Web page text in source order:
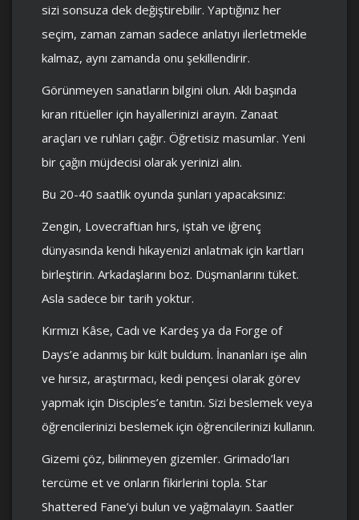
sizi sonsuza dek değiştirebilir. Yaptığınız her
seçim, zaman zaman sadece anlatıyı ilerletmekle
kalmaz, aynı zamanda onu şekillendirir.
Görünmeyen sanatların bilgini olun. Aklı başında
kıran ritüeller için hayallerinizi arayın. Zanaat
araçları ve ruhları çağır. Öğretisiz masumlar. Yeni
bir çağın müjdecisi olarak yerinizi alın.
Bu 20-40 saatlik oyunda şunları yapacaksınız:
Zengin, Lovecraftian hırs, iştah ve iğrenç
dünyasında kendi hikayenizi anlatmak için kartları
birleştirin. Arkadaşlarını boz. Düşmanlarını tüket.
Asla sadece bir tarih yoktur.
Kırmızı Kâse, Cadı ve Kardeş ya da Forge of
Days’e adanmış bir kült buldum. İnananları işe alın
ve hırsız, araştırmacı, kedi pençesi olarak görev
yapmak için Disciples’e tanıtın. Sizi beslemek veya
öğrencilerinizi beslemek için öğrencilerinizi kullanın.
Gizemi çöz, bilinmeyen gizemler. Grimado’ları
tercüme et ve onların fikirlerini topla. Star
Shattered Fane’yi bulun ve yağmalayın. Saatler